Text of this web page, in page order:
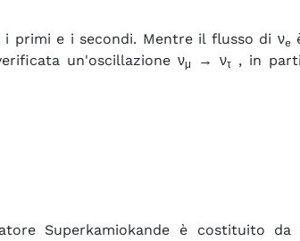
primi e i secondi. Mentre il flusso di νe
un'oscillazione νμ → ντ, in
Superkamiokande è costituito